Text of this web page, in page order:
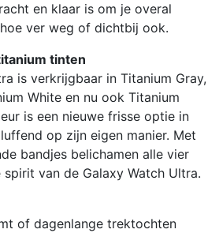
en klaar is om je overal
ver weg of dichtbij ook.
tinten
is verkrijgbaar in Titanium Gray,
White en nu ook Titanium
is een nieuwe frisse optie in
op zijn eigen manier. Met
bandjes belichamen alle vier
van de Galaxy Watch Ultra.
of dagenlange trektochten